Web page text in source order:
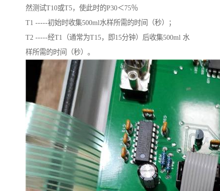
然测试T10或T5，使此时的P30＜75％
T1 -----初始时收集500ml水样所需的时间（秒）；
T2 -----经T1（通常为T15，即15分钟）后收集500ml 水
样所需的时间（秒）。